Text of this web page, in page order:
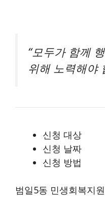
“모두가 함께
위해 노력해야
신청 대상
신청 날짜
신청 방법
범일5동 민생회복지